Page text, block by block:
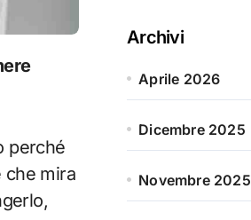
perché
mira
Archivi
Aprile 2026
Dicembre 2025
Novembre 2025